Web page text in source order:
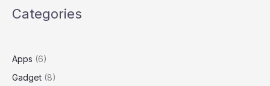
Categories
Apps (6)
Gadget (8)